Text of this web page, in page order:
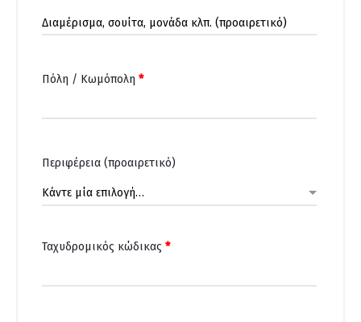
Διαμέρισμα,
κλπ. (προαιρετικό)
Πόλη / Κωμόπολη *
Περιφέρεια (προαιρετικό)
Κάντε μία επιλογή…
Ταχυδρομικός κώδικας *